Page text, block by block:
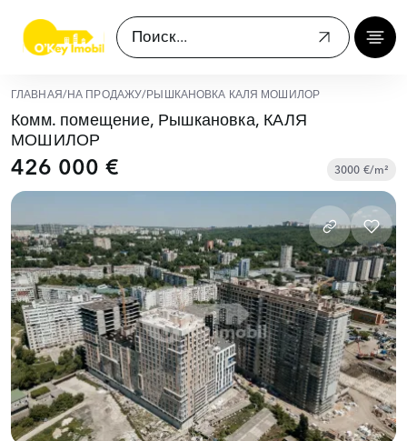
ГЛАВНАЯ/ НА ПРОДАЖУ/ РЫШКАНОВКА КАЛЯ МОШИЛОР
Комм. помещение, Рышкановка, КАЛЯ
МОШИЛОР
426 000 € 3000 €/m²